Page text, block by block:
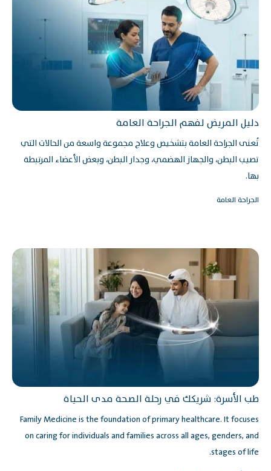
دليل المريض لفهم الجراحة العامة
تُعنى الجراحة العامة بتشخيص وعلاج مجموعة واسعة من الحالات التي
تصيب البطن، والجهاز الهضمي، وجدار البطن، وبعض الأعضاء المرتبطة
بها.
الجراحة العامة
طب الأسرة: شريكك في رحلة الصحة مدى الحياة
Family Medicine is the foundation of primary healthcare. It focuses
on caring for individuals and families across all ages, genders, and
stages of life.